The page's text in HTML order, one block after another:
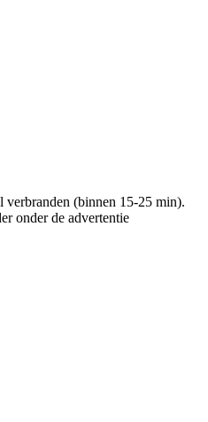
verbranden (binnen 15-25 min).
onder de advertentie